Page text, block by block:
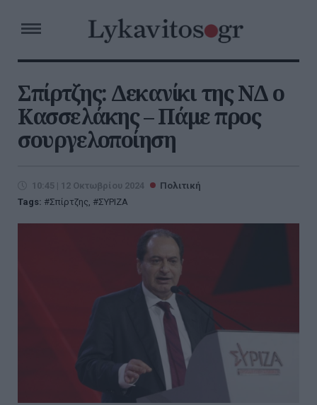
Σπίρτζης: Δεκανίκι της ΝΔ ο
Κασσελάκης – Πάμε προς
σουργελοποίηση
10:45 | 12 Οκτωβρίου 2024
Πολιτική
Tags:
Σπίρτζης, ΣΥΡΙΖΑ